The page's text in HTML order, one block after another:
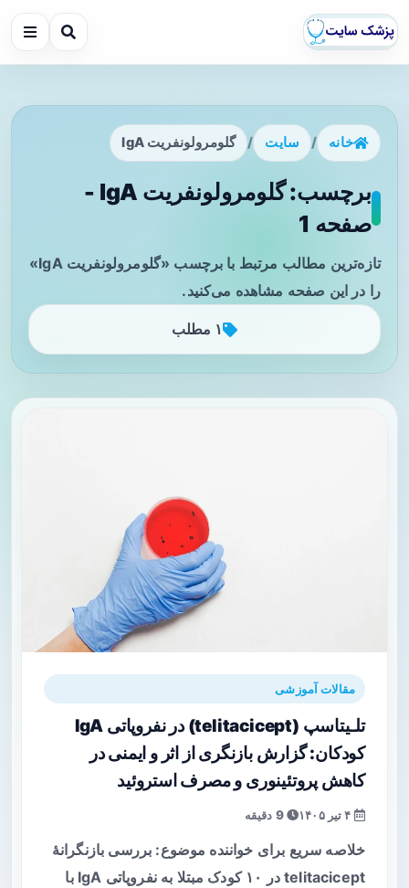
خانه / سایت / گلومرولونفریت IgA
برچسب: گلومرولونفریت IgA -
صفحه 1
تازه‌ترین مطالب مرتبط با برچسب «گلومرولونفریت IgA»
را در این صفحه مشاهده می‌کنید.
۱ مطلب
مقالات آموزشی
تلـیتاسپ (telitacicept) در نفروپاتی IgA
کودکان: گزارش بازنگری از اثر و ایمنی در
کاهش پروتئینوری و مصرف استروئید
9 دقیقه
خلاصه سریع برای خواننده موضوع: بررسی بازنگرانهٔ
telitacicept در ۱۰ کودک مبتلا به نفروپاتی IgA با